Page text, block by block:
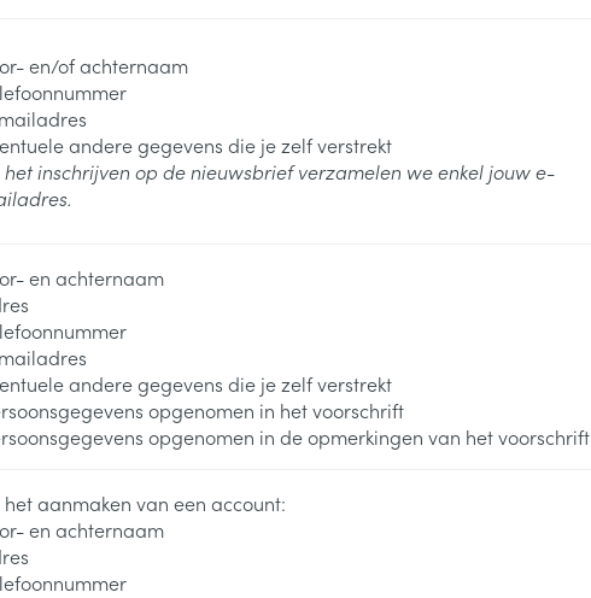
en/of achternaam
andere gegevens die je zelf verstrekt
het inschrijven op de nieuwsbrief verzamelen we enkel jouw e-
en achternaam
andere gegevens die je zelf verstrekt
opgenomen in het voorschrift
opgenomen in de opmerkingen van het voorschrift
het aanmaken van een account:
en achternaam